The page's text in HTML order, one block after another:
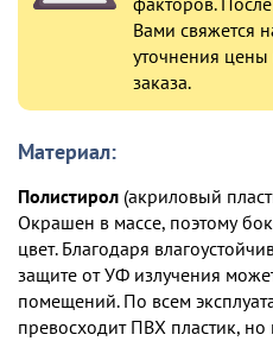
Вами свяжется
уточнения
заказа.
Материал:
Полистирол (акриловый
Окрашен в массе, поэтому
цвет. Благодаря
защите от УФ излучения
помещений. По всем
превосходит ПВХ пластик,